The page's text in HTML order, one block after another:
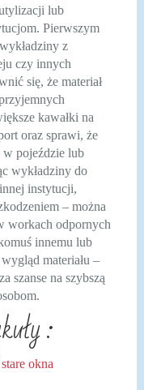
lub
Pierwszym
z
czy innych
się, że materiał
kawałki na
oraz sprawi, że
w pojeździe lub
wykładziny do
instytucji,
– można
workach odpornych
innemu lub
materiału –
szanse na szybszą
:
okna